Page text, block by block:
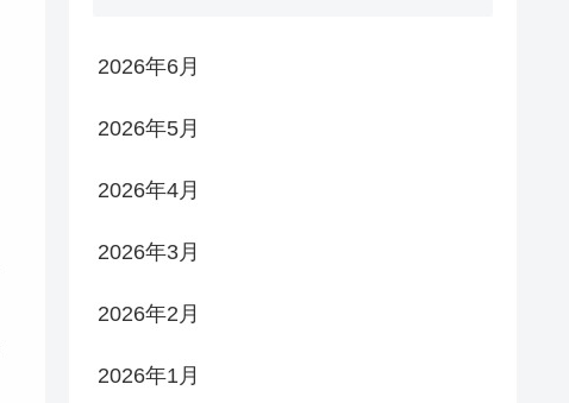
2026年6月
2026年5月
2026年4月
2026年3月
2026年2月
2026年1月